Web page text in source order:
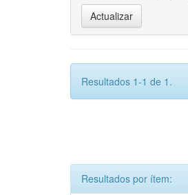
Resultados 1-1 de 1.
Resultados por ítem: